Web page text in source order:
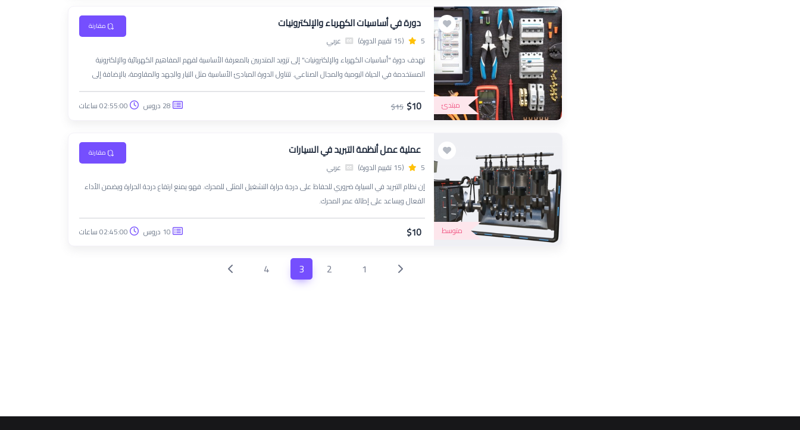
مبتدئ
دورة في أساسيات الكهرباء والإلكترونيات مقارنة
5 (15 تقييم الدورة)
عربي
تهدف دورة "أساسيات الكهرباء والإلكترونيات" إلى تزويد المتدربين بالمعرفة الأساسية لفهم المفاهيم الكهربائية والإلكترونية
المستخدمة في الحياة اليومية والمجال الصناعي. تتناول الدورة المبادئ الأساسية مثل التيار والجهد والمقاومة، بالإضافة إلى
قوانين أوم وكيرشوف، وأنواع الدوائر الكهربائية، والمكونات الإلكترونية مثل المقاومات والمكثفات والترانزستورات. كما تتيح الدورة
تطبيقات عملية لفهم كيفية عمل هذه المكونات داخل الدوائر، مما يساعد المتدربين على تطوير مهارات الصيانة والتركيب.
$10
$15
متوسط
عملية عمل أنظمة التبريد في السيارات مقارنة
5 (15 تقييم الدورة)
عربي
إن نظام التبريد في السيارة ضروري للحفاظ على درجة حرارة التشغيل المثلى للمحرك. فهو يمنع ارتفاع درجة الحرارة ويضمن الأداء
الفعال ويساعد على إطالة عمر المحرك.
$10
1
2
3
4